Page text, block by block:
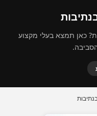
כאן תמצא בעלי מקצוע